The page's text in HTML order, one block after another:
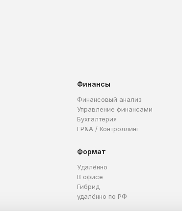
Финансы
Финансовый анализ
Управление финансами
Бухгалтерия
FP&A / Контроллинг
Формат
Удалённо
В офисе
Гибрид
удалённо по РФ